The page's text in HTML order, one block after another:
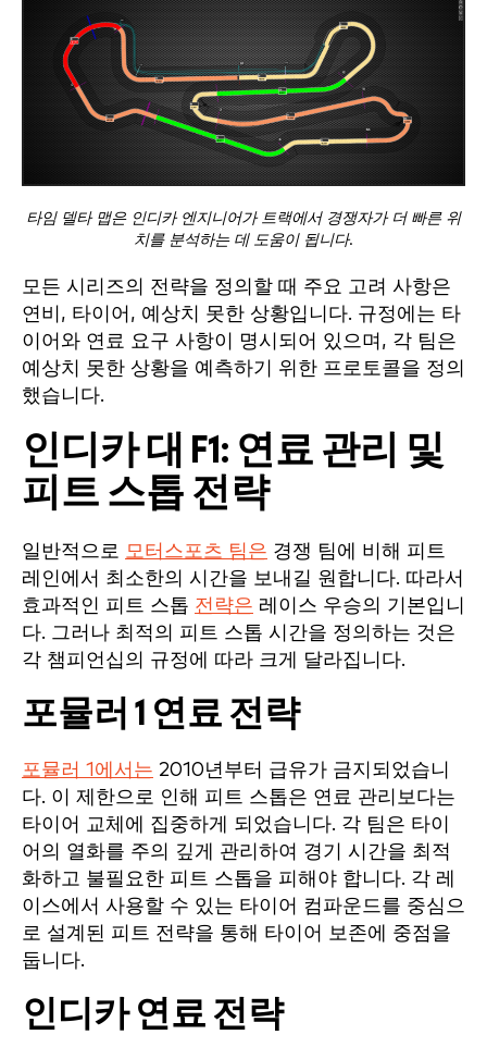
타임 델타 맵은 인디카 엔지니어가 트랙에서 경쟁자가 더 빠른 위
치를 분석하는 데 도움이 됩니다.
모든 시리즈의 전략을 정의할 때 주요 고려 사항은
연비, 타이어, 예상치 못한 상황입니다. 규정에는 타
이어와 연료 요구 사항이 명시되어 있으며, 각 팀은
예상치 못한 상황을 예측하기 위한 프로토콜을 정의
했습니다.
인디카 대 F1: 연료 관리 및
피트 스톱 전략
일반적으로 모터스포츠 팀은 경쟁 팀에 비해 피트
레인에서 최소한의 시간을 보내길 원합니다. 따라서
효과적인 피트 스톱 전략은 레이스 우승의 기본입니
다. 그러나 최적의 피트 스톱 시간을 정의하는 것은
각 챔피언십의 규정에 따라 크게 달라집니다.
포뮬러 1 연료 전략
포뮬러 1에서는 2010년부터 급유가 금지되었습니
다. 이 제한으로 인해 피트 스톱은 연료 관리보다는
타이어 교체에 집중하게 되었습니다. 각 팀은 타이
어의 열화를 주의 깊게 관리하여 경기 시간을 최적
화하고 불필요한 피트 스톱을 피해야 합니다. 각 레
이스에서 사용할 수 있는 타이어 컴파운드를 중심으
로 설계된 피트 전략을 통해 타이어 보존에 중점을
둡니다.
인디카 연료 전략